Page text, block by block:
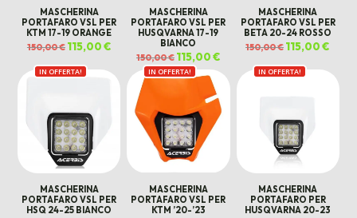
MASCHERINA
PORTAFARO VSL PER
KTM 17-19 ORANGE
150,00€ Il
prezzo
era:
150,00 €.
115,00€Il
prezzo
attuale
115,00 €.
MASCHERINA
PORTAFARO VSL PER
HUSQVARNA 17-19
BIANCO
150,00€ Il
prezzo
originale
era:
150,00 €.
115,00€Il
prezzo
attuale
è:
115,00 €.
MASCHERINA
PORTAFARO VSL PER
BETA 20-24 ROSSO
150,00€ Il
prezzo
era:
150,00 €.
115,00€
IN OFFERTA!
MASCHERINA
PORTAFARO VSL PER
HSQ 24-25 BIANCO
IN OFFERTA!
MASCHERINA
PORTAFARO VSL PER
KTM ’20-’23
IN OFFERTA!
MASCHERINA
PORTAFARO PER
HUSQVARNA 20-23